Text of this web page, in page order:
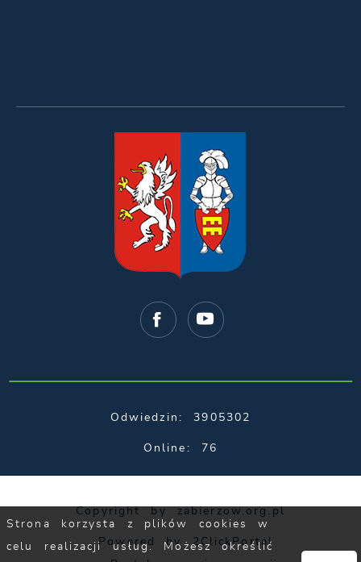
Odwiedzin: 3905302
Online: 76
Copyright by zabierzow.org.pl
Powered by 2ClickPortal
Strona korzysta z plików cookies w
celu realizacji usług. Możesz określić